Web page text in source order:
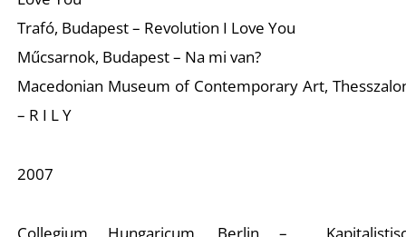
Trafó, Budapest – Revolution I Love You
Műcsarnok, Budapest – Na mi van?
Macedonian Museum of Contemporary Art,
– R I L Y
2007